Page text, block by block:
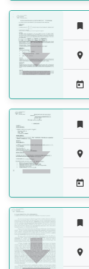










